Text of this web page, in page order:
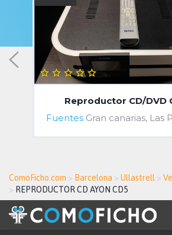
Reproductor CD/DVD
Fuentes Gran canarias, Las Palmas
ComoFicho.com > Barcelona > Ullastrell >
> REPRODUCTOR CD AYON CD5